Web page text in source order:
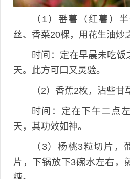
（1）番薯（红薯）
丝、香菜20棵，用花生油炒
时间：定在早晨未吃饭
天。此方可口又灵验。
（2）香蕉2枚，沾些甘
时间：定在下午二点
天，其功效如神。
（3）杨桃3粒切片，
片，下锅放下3碗水左右，